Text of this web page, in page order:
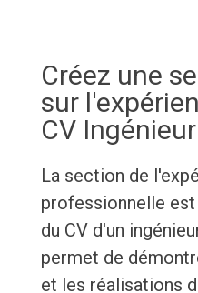
Créez une
sur
CV
La section de
professionnelle
du CV d'un
permet de
et les réalisations